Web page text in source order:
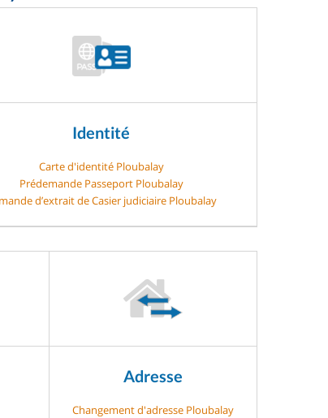
Identité
Carte d'identité Ploubalay
Prédemande Passeport Ploubalay
d’extrait de Casier judiciaire Ploubalay
Adresse
Changement d'adresse Ploubalay